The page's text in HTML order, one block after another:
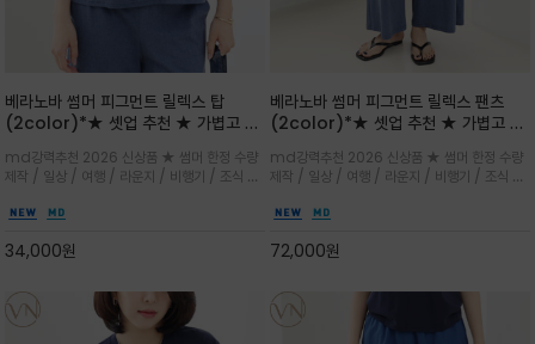
베라노바 썸머 피그먼트 릴렉스 탑
(2color)*★ 셋업 추천 ★ 가볍고 부
튼 소재로 완성
md강력추천 2026 신상품 ★ 썸머 한정 수량
제작 / 일상 / 여행 / 라운지 / 비행기 / 조식 /
그먼트로 제작되어 편하고 가볍게 후회없으실 아
34,000원
베라노바 썸머 피그먼트 릴렉스 팬츠
(2color)*★ 셋업 추천 ★ 가볍고 부
튼 소재로 완성
md강력추천 2026 신상품 ★ 썸머 한정 수량
제작 / 일상 / 여행 / 라운지 / 비행기 / 조식 /
그먼트로 제작되어 편하고 가볍게 후회없으실 아
72,000원